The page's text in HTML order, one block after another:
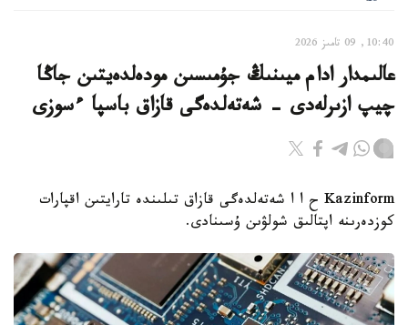
10:40, 09 تامىز 2026
عالىمدار ادام ميىنىڭ جۇمىسىن مودەلدەيتىن جاڭا
چيپ ازىرلەدى - شەتەلدەگى قازاق باسپا ءسوزى
Kazinform ح ا ا شەتەلدەگى قازاق تىلىندە تارايتىن اقپارات
كوزدەرىنە اپتالىق شولۋىن ۇسىنادى.